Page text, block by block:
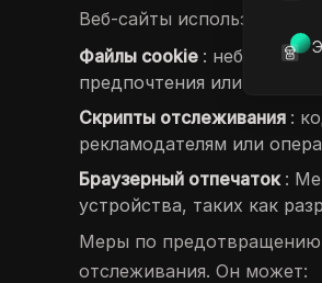
Веб-сайты используют
Файлы cookie : небольшие
предпочтения или
Скрипты отслеживания :
рекламодателям или
Браузерный отпечаток :
устройства, таких как
Меры по предотвращению
отслеживания. Он может: